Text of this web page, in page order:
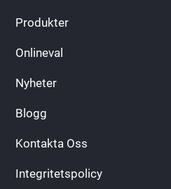
Produkter
Onlineval
Nyheter
Blogg
Kontakta Oss
Integritetspolicy